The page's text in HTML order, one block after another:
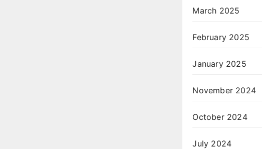
March 2025
February 2025
January 2025
November 2024
October 2024
July 2024